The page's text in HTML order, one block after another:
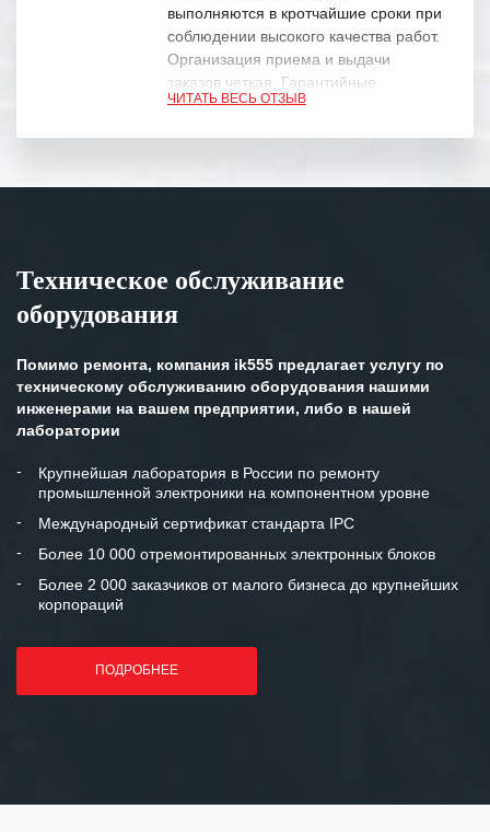
выполняются в кротчайшие сроки при
соблюдении высокого качества работ.
Организация приема и выдачи
заказов четкая. Гарантийные
обязательства выполняются в
Особенно хочется отметить высокую
клиентоориентированность
готовность помочь в самых сложных
Мы высоко ценим сложившиеся
и доверительные партнерские
отношения и искренне желаем
«Инженерной компании «555» долгих
лет успеха и процветания.
ЧИТАТЬ ВЕСЬ ОТЗЫВ
Техническое обслуживание
оборудования
Помимо ремонта, компания ik555 предлагает услугу по
техническому обслуживанию оборудования нашими
инженерами на вашем предприятии, либо в нашей
лаборатории
Крупнейшая лаборатория в России по ремонту
промышленной электроники на компонентном уровне
Международный сертификат стандарта IPC
Более 10 000 отремонтированных электронных блоков
Более 2 000 заказчиков от малого бизнеса до крупнейших
корпораций
ПОДРОБНЕЕ